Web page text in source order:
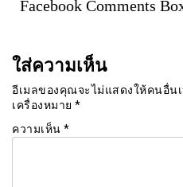
Facebook Comments
ใส่ความเห็น
อีเมลของคุณจะไม่แสดงให้คนอื่น
เครื่องหมาย *
ความเห็น *